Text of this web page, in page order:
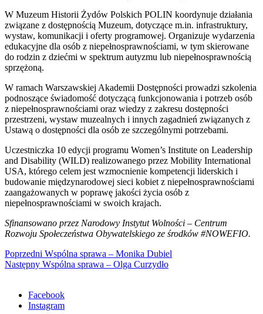
W Muzeum Historii Żydów Polskich POLIN koordynuje działania
związane z dostępnością Muzeum, dotyczące m.in. infrastruktury,
wystaw, komunikacji i oferty programowej. Organizuje wydarzenia
edukacyjne dla osób z niepełnosprawnościami, w tym skierowane
do rodzin z dziećmi w spektrum autyzmu lub niepełnosprawnością
sprzężoną.
W ramach Warszawskiej Akademii Dostępności prowadzi szkolenia
podnoszące świadomość dotyczącą funkcjonowania i potrzeb osób
z niepełnosprawnościami oraz wiedzy z zakresu dostępności
przestrzeni, wystaw muzealnych i innych zagadnień związanych z
Ustawą o dostępności dla osób ze szczególnymi potrzebami.
Uczestniczka 10 edycji programu Women’s Institute on Leadership
and Disability (WILD) realizowanego przez Mobility International
USA, którego celem jest wzmocnienie kompetencji liderskich i
budowanie międzynarodowej sieci kobiet z niepełnosprawnościami
zaangażowanych w poprawę jakości życia osób z
niepełnosprawnościami w swoich krajach.
Sfinansowano przez Narodowy Instytut Wolności – Centrum
Rozwoju Społeczeństwa Obywatelskiego ze środków #NOWEFIO.
Nawigacja
wpisu
Poprzedni Previous
post:
Wspólna sprawa – Monika Dubiel
Następny Next
Wspólna sprawa – Olga Curzydło
Facebook
Instagram